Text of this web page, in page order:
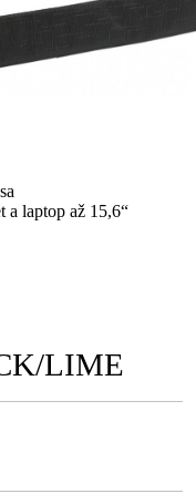
a laptop až 15,6“
LIME